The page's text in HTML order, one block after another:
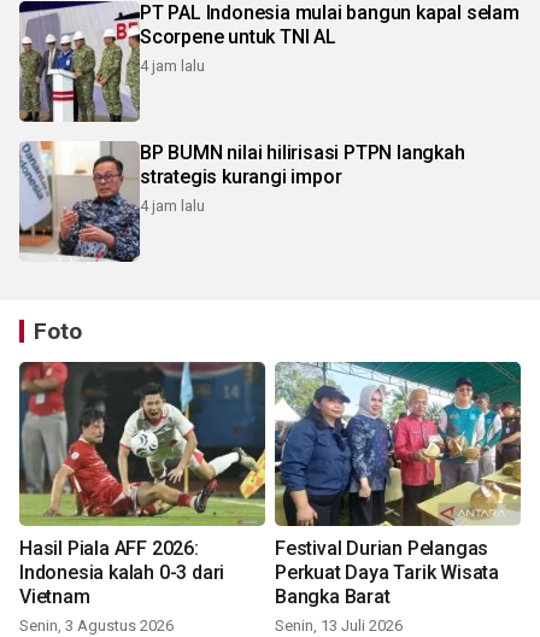
PT PAL Indonesia mulai bangun kapal selam
Scorpene untuk TNI AL
4 jam lalu
BP BUMN nilai hilirisasi PTPN langkah
strategis kurangi impor
4 jam lalu
Foto
Hasil Piala AFF 2026:
Indonesia kalah 0-3 dari
Vietnam
Senin, 3 Agustus 2026
Festival Durian Pelangas
Perkuat Daya Tarik Wisata
Bangka Barat
Senin, 13 Juli 2026